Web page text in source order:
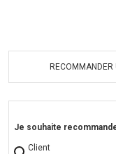
Je souhaite
Client